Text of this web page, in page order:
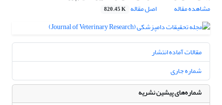
مشاهده مقاله
اصل مقاله 820.45 K
مقالات آماده انتشار
شماره جاری
شماره‌های پیشین نشریه